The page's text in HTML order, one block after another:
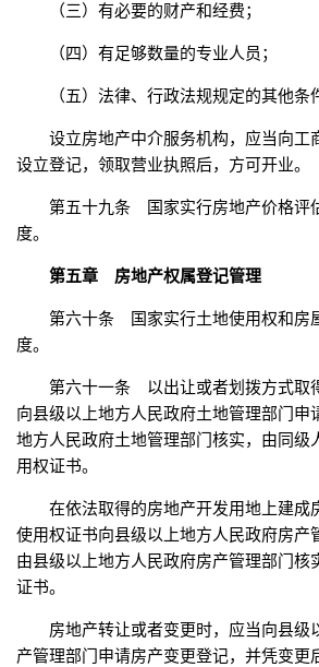
（三）有必要的财产和经费；
（四）有足够数量的专业人员；
（五）法律、行政法规规定的其他条
设立房地产中介服务机构，应当向工
设立登记，领取营业执照后，方可开业。
第五十九条 国家实行房地产价格评
度。
第五章 房地产权属登记管理
第六十条 国家实行土地使用权和房
度。
第六十一条 以出让或者划拨方式取
向县级以上地方人民政府土地管理部门申
地方人民政府土地管理部门核实，由同级
用权证书。
在依法取得的房地产开发用地上建成
使用权证书向县级以上地方人民政府房产
由县级以上地方人民政府房产管理部门核
证书。
房地产转让或者变更时，应当向县级
产管理部门申请房产变更登记，并凭变更